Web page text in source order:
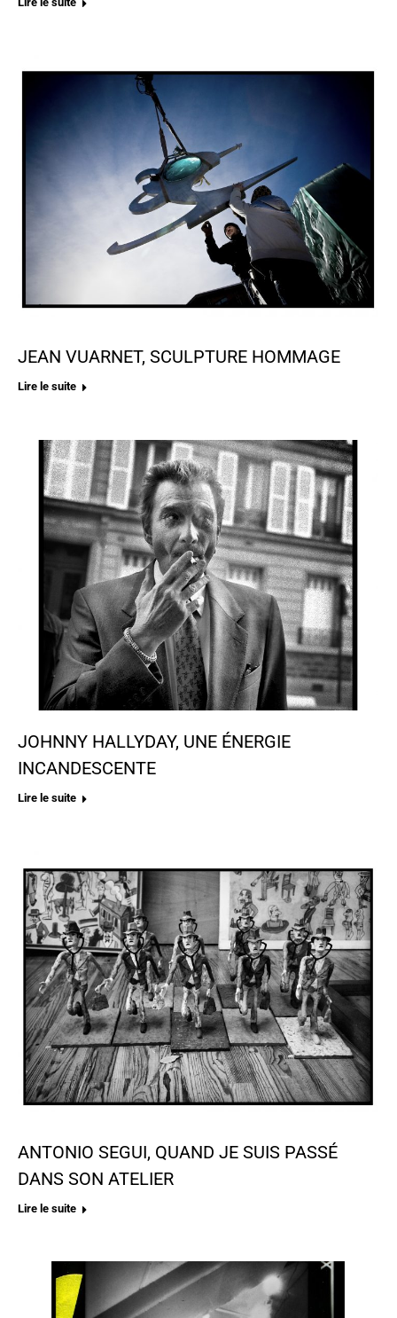
JEAN VUARNET, SCULPTURE HOMMAGE
Lire le suite
JOHNNY HALLYDAY, UNE ÉNERGIE
INCANDESCENTE
Lire le suite
ANTONIO SEGUI, QUAND JE SUIS PASSÉ
DANS SON ATELIER
Lire le suite